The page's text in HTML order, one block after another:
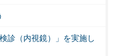
診（内視鏡）」を実施し